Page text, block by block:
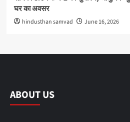
घर का अवसर
hindusthan samvad June 16, 2026
ABOUT US